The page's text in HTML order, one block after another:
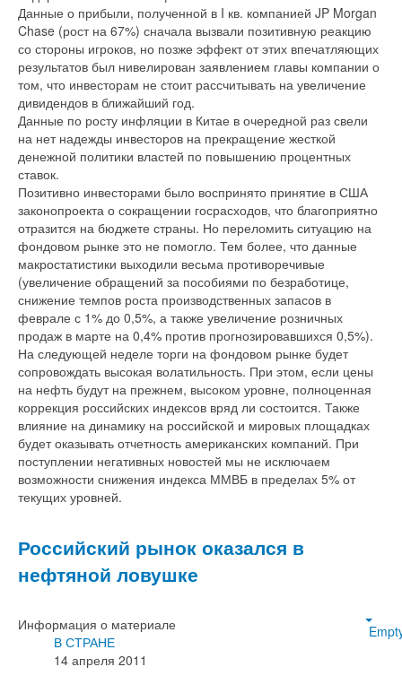
Данные о прибыли, полученной в I кв. компанией JP Morgan
Chase (рост на 67%) сначала вызвали позитивную реакцию
со стороны игроков, но позже эффект от этих впечатляющих
результатов был нивелирован заявлением главы компании о
том, что инвесторам не стоит рассчитывать на увеличение
дивидендов в ближайший год.
Данные по росту инфляции в Китае в очередной раз свели
на нет надежды инвесторов на прекращение жесткой
денежной политики властей по повышению процентных
ставок.
Позитивно инвесторами было воспринято принятие в США
законопроекта о сокращении госрасходов, что благоприятно
отразится на бюджете страны. Но переломить ситуацию на
фондовом рынке это не помогло. Тем более, что данные
макростатистики выходили весьма противоречивые
(увеличение обращений за пособиями по безработице,
снижение темпов роста производственных запасов в
феврале с 1% до 0,5%, а также увеличение розничных
продаж в марте на 0,4% против прогнозировавшихся 0,5%).
На следующей неделе торги на фондовом рынке будет
сопровождать высокая волатильность. При этом, если цены
на нефть будут на прежнем, высоком уровне, полноценная
коррекция российских индексов вряд ли состоится. Также
влияние на динамику на российской и мировых площадках
будет оказывать отчетность американских компаний. При
поступлении негативных новостей мы не исключаем
возможности снижения индекса ММВБ в пределах 5% от
текущих уровней.
Российский рынок оказался в
нефтяной ловушке
Информация о материале
В СТРАНЕ
14 апреля 2011